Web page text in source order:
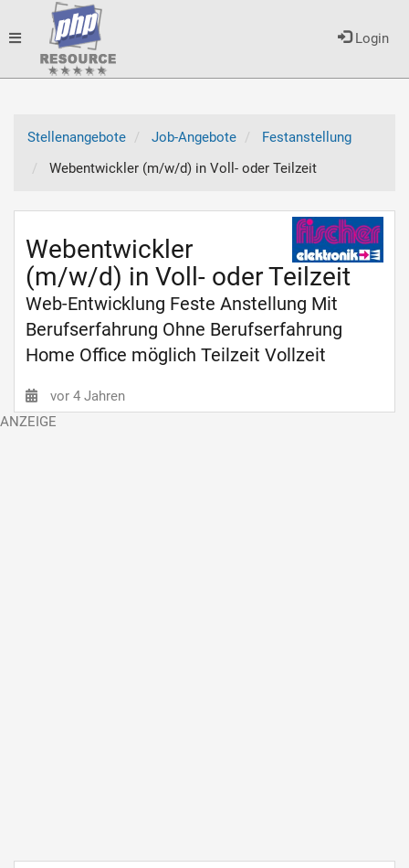
Login
Toggle
Stellenangebote
Job-Angebote
Festanstellung
Webentwickler (m/w/d) in Voll- oder Teilzeit
Webentwickler
(m/w/d) in Voll- oder Teilzeit
Web-Entwicklung Feste Anstellung Mit
Berufserfahrung Ohne Berufserfahrung
Home Office möglich Teilzeit Vollzeit
vor 4 Jahren